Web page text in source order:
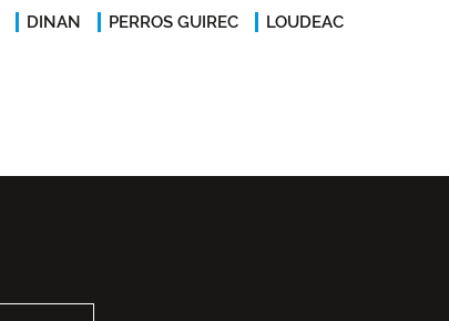
DINAN PERROS GUIREC LOUDEAC